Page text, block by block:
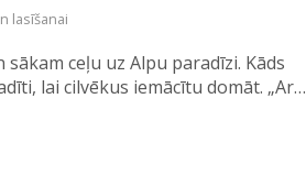
lasīšanai
ceļu uz Alpu paradīzi. Kāds
lai cilvēkus iemācītu domāt. „Ar…